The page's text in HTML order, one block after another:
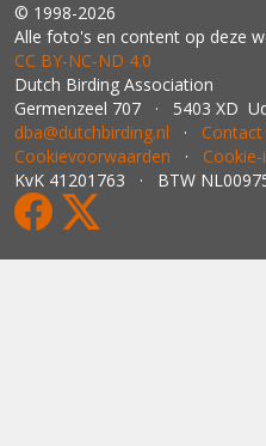
© 1998-2026
Alle foto's en content op deze
CC BY‑NC‑ND 4.0
Dutch Birding Association
Germenzeel 707 · 5403 XD
dba@dutchbirding.nl · Contact
Cookievoorwaarden ·
KvK 41201763 · BTW